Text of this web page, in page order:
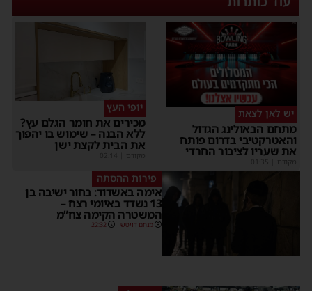
יש לאן לצאת
מתחם הבאולינג הגדול
והאטרקטיבי בדרום פותח
את שעריו לציבור החרדי
יופי העץ
מכירים את חומר הגלם עץ?
ללא הבנה – שימוש בו יהפוך
את הבית לקצת ישן
פירות ההסתה
אימה באשדוד: בחור ישיבה בן
13 נשדד באיומי רצח –
המשטרה הקימה צח”מ
מנחם דויטש 22:32